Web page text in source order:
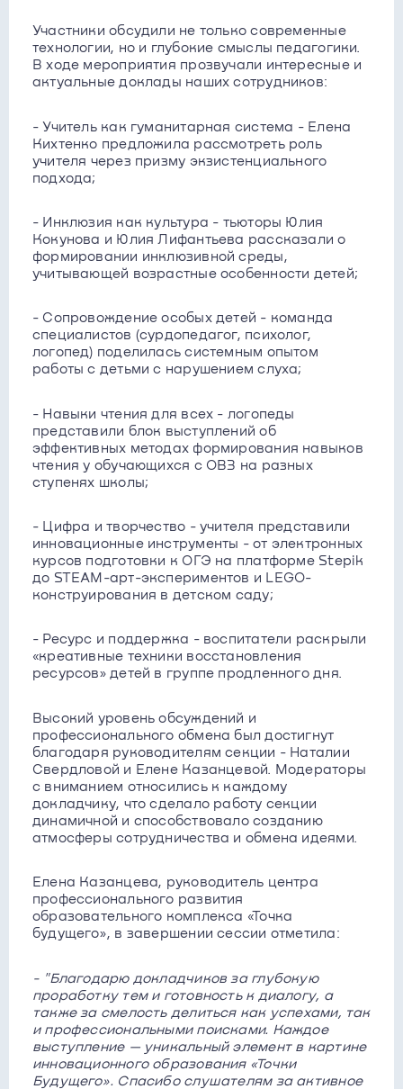
Участники обсудили не только современные
технологии, но и глубокие смыслы педагогики.
В ходе мероприятия прозвучали интересные и
актуальные доклады наших сотрудников:
- Учитель как гуманитарная система - Елена
Кихтенко предложила рассмотреть роль
учителя через призму экзистенциального
подхода;
- Инклюзия как культура - тьюторы Юлия
Кокунова и Юлия Лифантьева рассказали о
формировании инклюзивной среды,
учитывающей возрастные особенности детей;
- Сопровождение особых детей - команда
специалистов (сурдопедагог, психолог,
логопед) поделилась системным опытом
работы с детьми с нарушением слуха;
- Навыки чтения для всех - логопеды
представили блок выступлений об
эффективных методах формирования навыков
чтения у обучающихся с ОВЗ на разных
ступенях школы;
- Цифра и творчество - учителя представили
инновационные инструменты - от электронных
курсов подготовки к ОГЭ на платформе Stepik
до STEAM-арт-экспериментов и LEGO-
конструирования в детском саду;
- Ресурс и поддержка - воспитатели раскрыли
«креативные техники восстановления
ресурсов» детей в группе продленного дня.
Высокий уровень обсуждений и
профессионального обмена был достигнут
благодаря руководителям секции - Наталии
Свердловой и Елене Казанцевой. Модераторы
с вниманием относились к каждому
докладчику, что сделало работу секции
динамичной и способствовало созданию
атмосферы сотрудничества и обмена идеями.
Елена Казанцева, руководитель центра
профессионального развития
образовательного комплекса «Точка
будущего», в завершении сессии отметила:
- "Благодарю докладчиков за глубокую
проработку тем и готовность к диалогу, а
также за смелость делиться как успехами, так
и профессиональными поисками. Каждое
выступление — уникальный элемент в картине
инновационного образования «Точки
Будущего». Спасибо слушателям за активное